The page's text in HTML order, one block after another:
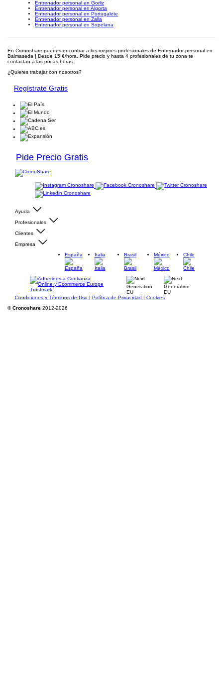
Entrenador personal en Gorliz
Entrenador personal en Algorta
Entrenador personal en Portugalete
Entrenador personal en Zalla
Entrenador personal en Sopelana
En Cronoshare puedes encontrar a los mejores profesionales de Entrenador personal en
Balmaseda | Desde 15 €/hora. Pide precio y hasta 4 profesionales de tu zona te
contactan a las pocas horas.
¿Quieres trabajar con nosotros?
Regístrate Gratis
Pide Precio Gratis
Ayuda
Profesionales
Clientes
Empresa
España
Italia Brasil México Chile
Condiciones y Términos de Uso | Política de Privacidad | Cookies
©Cronoshare 2012-2026